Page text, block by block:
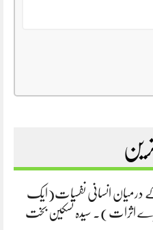
کے درمیان انسانی نفسیات(ایک
اثرات). سیدہ تسکین بخت